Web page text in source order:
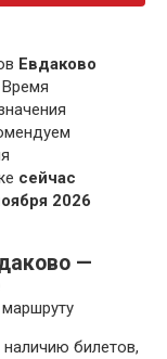
Евдаково
Время
сейчас
2026
—
билетов,